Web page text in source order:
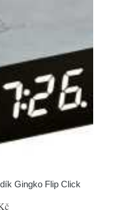
Gingko Flip Click